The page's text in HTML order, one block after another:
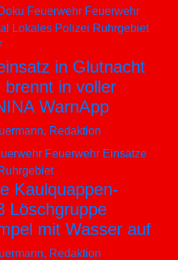
Feuerwehr Feuerwehr
Lokales Polizei Ruhrgebiet
in Glutnacht
in voller
WarnApp
Redaktion
Feuerwehr Einsätze
Kaulquappen-
Löschgruppe
mit Wasser auf
Redaktion